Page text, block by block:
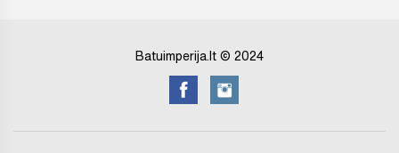
Batuimperija.lt © 2024